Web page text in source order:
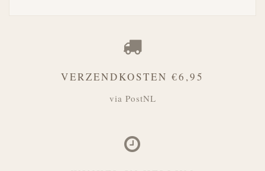
VERZENDKOSTEN €6,95
via PostNL